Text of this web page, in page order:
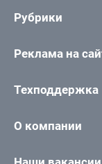
Рубрики
Реклама на
Техподдержка
О компании